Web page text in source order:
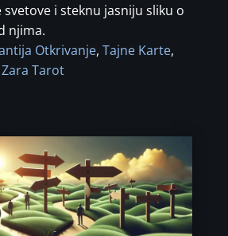
i steknu jasniju sliku o
njima.
Otkrivanje, Tajne Karte,
Zara Tarot